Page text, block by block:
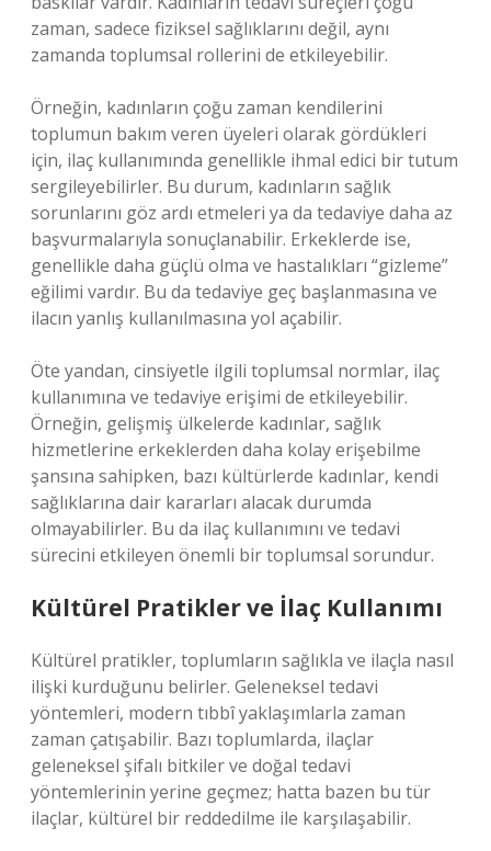
zaman, sadece fiziksel sağlıklarını değil, aynı
zamanda toplumsal rollerini de etkileyebilir.
Örneğin, kadınların çoğu zaman kendilerini
toplumun bakım veren üyeleri olarak gördükleri
için, ilaç kullanımında genellikle ihmal edici bir tutum
sergileyebilirler. Bu durum, kadınların sağlık
sorunlarını göz ardı etmeleri ya da tedaviye daha az
başvurmalarıyla sonuçlanabilir. Erkeklerde ise,
genellikle daha güçlü olma ve hastalıkları “gizleme”
eğilimi vardır. Bu da tedaviye geç başlanmasına ve
ilacın yanlış kullanılmasına yol açabilir.
Öte yandan, cinsiyetle ilgili toplumsal normlar, ilaç
kullanımına ve tedaviye erişimi de etkileyebilir.
Örneğin, gelişmiş ülkelerde kadınlar, sağlık
hizmetlerine erkeklerden daha kolay erişebilme
şansına sahipken, bazı kültürlerde kadınlar, kendi
sağlıklarına dair kararları alacak durumda
olmayabilirler. Bu da ilaç kullanımını ve tedavi
sürecini etkileyen önemli bir toplumsal sorundur.
Kültürel Pratikler ve İlaç Kullanımı
Kültürel pratikler, toplumların sağlıkla ve ilaçla nasıl
ilişki kurduğunu belirler. Geleneksel tedavi
yöntemleri, modern tıbbî yaklaşımlarla zaman
zaman çatışabilir. Bazı toplumlarda, ilaçlar
geleneksel şifalı bitkiler ve doğal tedavi
yöntemlerinin yerine geçmez; hatta bazen bu tür
ilaçlar, kültürel bir reddedilme ile karşılaşabilir.